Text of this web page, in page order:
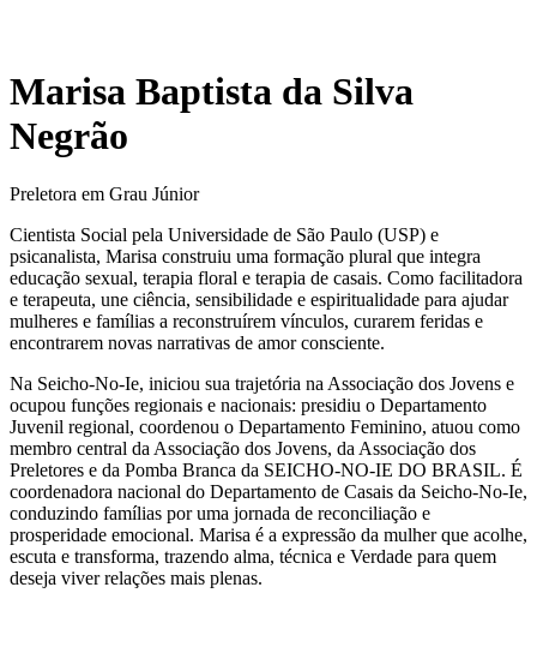
Marisa Baptista da Silva
Negrão
Preletora em Grau Júnior
Cientista Social pela Universidade de São Paulo (USP) e
psicanalista, Marisa construiu uma formação plural que integra
educação sexual, terapia floral e terapia de casais. Como facilitadora
e terapeuta, une ciência, sensibilidade e espiritualidade para ajudar
mulheres e famílias a reconstruírem vínculos, curarem feridas e
encontrarem novas narrativas de amor consciente.
Na Seicho-No-Ie, iniciou sua trajetória na Associação dos Jovens e
ocupou funções regionais e nacionais: presidiu o Departamento
Juvenil regional, coordenou o Departamento Feminino, atuou como
membro central da Associação dos Jovens, da Associação dos
Preletores e da Pomba Branca da SEICHO-NO-IE DO BRASIL. É
coordenadora nacional do Departamento de Casais da Seicho-No-Ie,
conduzindo famílias por uma jornada de reconciliação e
prosperidade emocional. Marisa é a expressão da mulher que acolhe,
escuta e transforma, trazendo alma, técnica e Verdade para quem
deseja viver relações mais plenas.